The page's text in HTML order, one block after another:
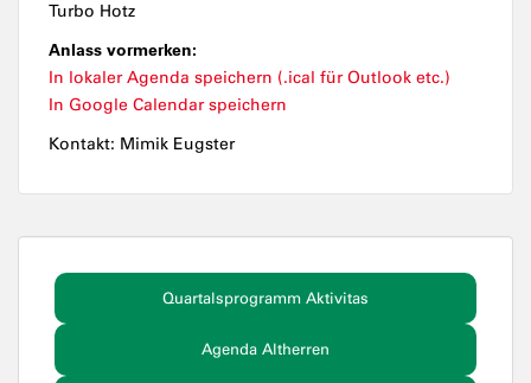
Turbo Hotz
Anlass vormerken:
In lokaler Agenda speichern (.ical für Outlook etc.)
In Google Calendar speichern
Kontakt: Mimik Eugster
Quartalsprogramm Aktivitas
Agenda Altherren